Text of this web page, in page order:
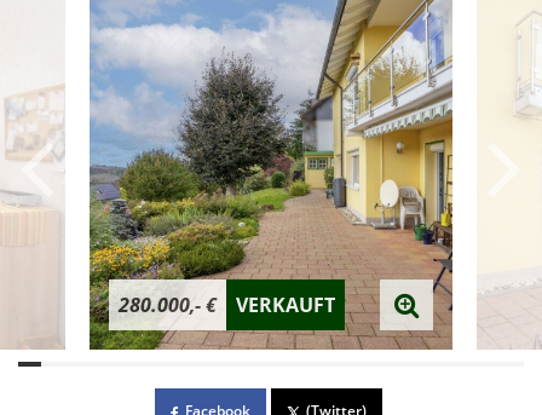
280.000,- € VERKAUFT
Facebook (Twitter)